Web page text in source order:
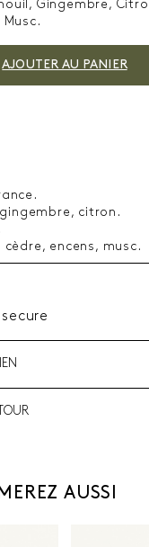
Gingembre,
AJOUTER AU PANIER
gingembre, citron.
encens, musc.
AUSSI